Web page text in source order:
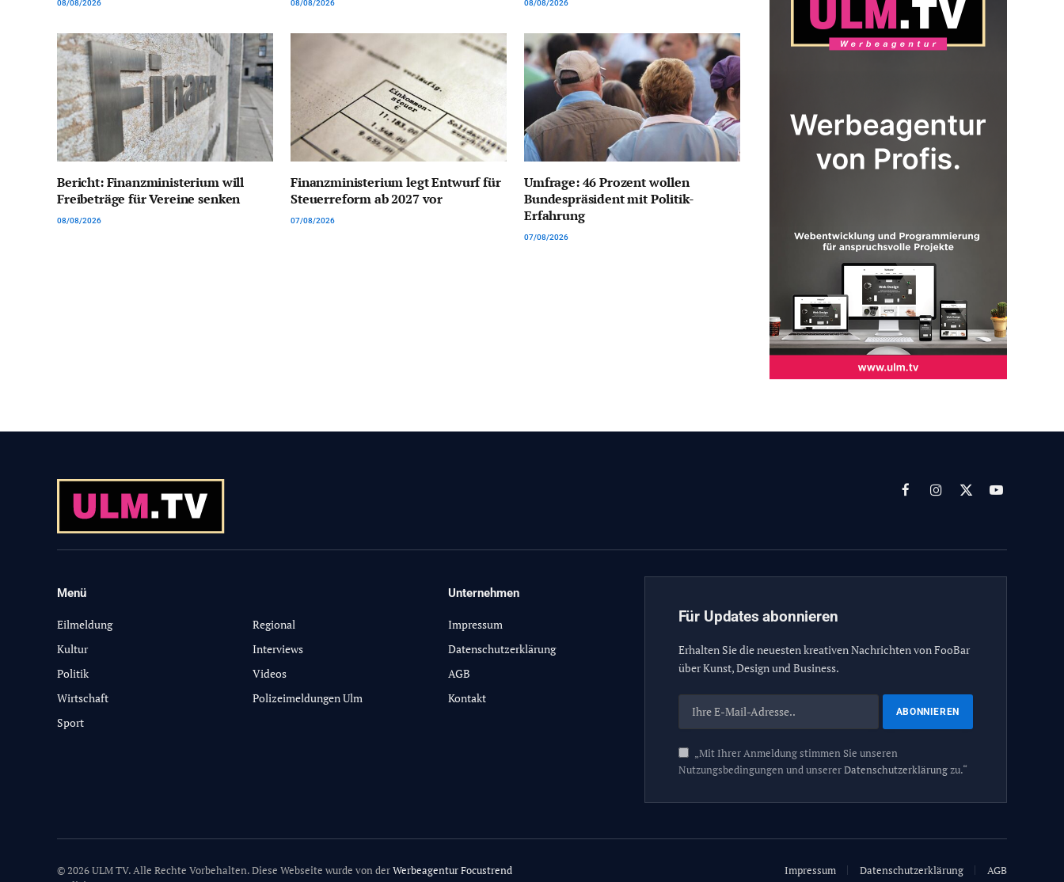
08/08/2026 08/08/2026 08/08/2026
Bericht: Finanzministerium will
Freibeträge für Vereine senken
08/08/2026
Finanzministerium legt Entwurf für
Steuerreform ab 2027 vor
07/08/2026
Umfrage: 46 Prozent wollen
Bundespräsident mit Politik-
Erfahrung
07/08/2026
FacebookInstagram
X
YouTube
Menü
Eilmeldung
Kultur
Politik
Wirtschaft
Sport
Regional
Interviews
Videos
Polizeimeldungen Ulm
Unternehmen
Impressum
Datenschutzerklärung
AGB
Kontakt
Für Updates abonnieren
Erhalten Sie die neuesten kreativen Nachrichten von FooBar
über Kunst, Design und Business.
„Mit Ihrer Anmeldung stimmen Sie unseren
Nutzungsbedingungen und unsererDatenschutzerklärungzu.“
© 2026 ULM TV. Alle Rechte Vorbehalten. Diese Webseite wurde von derWerbeagentur Focustrend
Impressum Datenschutzerklärung AGB